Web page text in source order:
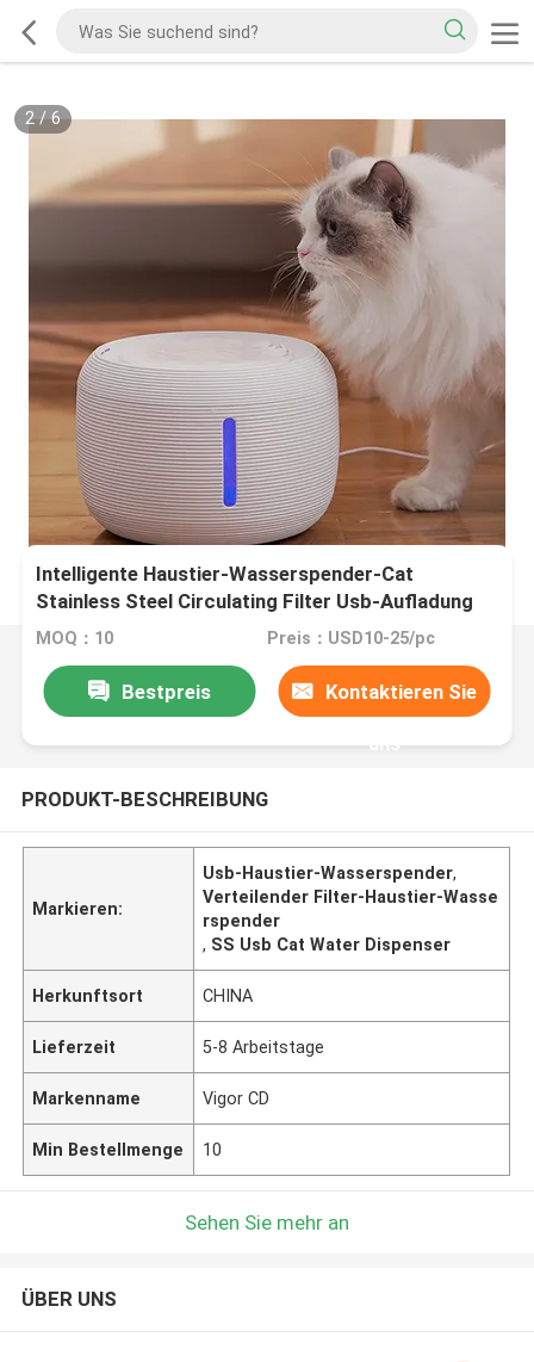
2/6
Intelligente Haustier-Wasserspender-Cat
Stainless Steel Circulating Filter Usb-Aufladung
MOQ：10 Preis：USD10-25/pc
Bestpreis Kontaktieren Sie
uns
PRODUKT-BESCHREIBUNG
Markieren:
Usb-Haustier-Wasserspender,
Verteilender Filter-Haustier-Wasse
rspender
, SS Usb Cat Water Dispenser
Herkunftsort CHINA
Lieferzeit 5-8 Arbeitstage
Markenname Vigor CD
Min Bestellmenge 10
Sehen Sie mehr an
ÜBER UNS